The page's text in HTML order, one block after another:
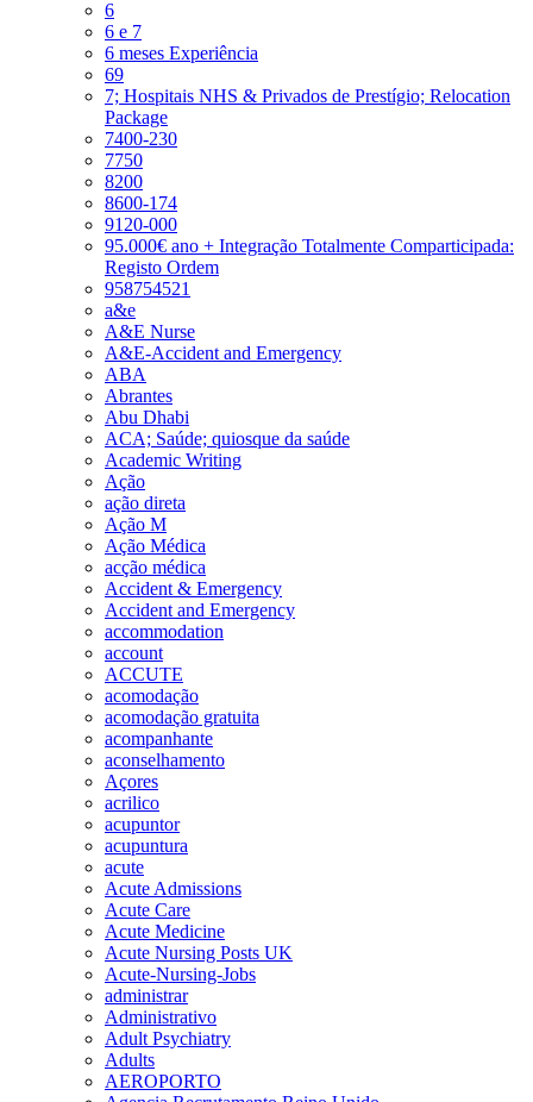
6
6 e 7
6 meses Experiência
69
7; Hospitais NHS & Privados de Prestígio; Relocation
Package
7400-230
7750
8200
8600-174
9120-000
95.000€ ano + Integração Totalmente Comparticipada:
Registo Ordem
958754521
a&e
A&E Nurse
A&E-Accident and Emergency
ABA
Abrantes
Abu Dhabi
ACA; Saúde; quiosque da saúde
Academic Writing
Ação
ação direta
Ação M
Ação Médica
acção médica
Accident & Emergency
Accident and Emergency
accommodation
account
ACCUTE
acomodação
acomodação gratuita
acompanhante
aconselhamento
Açores
acrilico
acupuntor
acupuntura
acute
Acute Admissions
Acute Care
Acute Medicine
Acute Nursing Posts UK
Acute-Nursing-Jobs
administrar
Administrativo
Adult Psychiatry
Adults
AEROPORTO